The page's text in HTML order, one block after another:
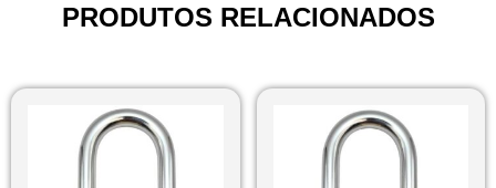
PRODUTOS RELACIONADOS